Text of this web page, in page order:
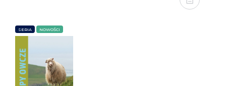
SERIA NOWOŚCI